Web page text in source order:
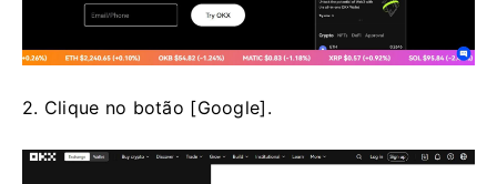
2. Clique no botão [Google].